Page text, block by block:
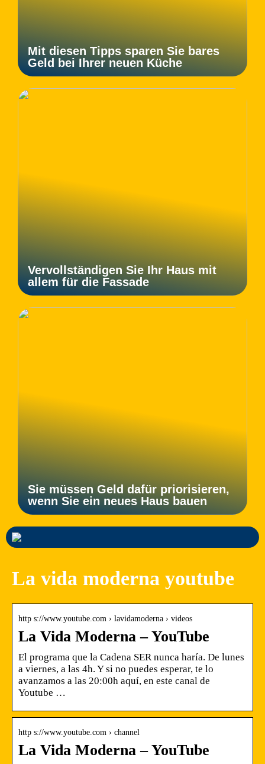
Mit diesen Tipps sparen Sie bares
Geld bei Ihrer neuen Küche
Vervollständigen Sie Ihr Haus mit
allem für die Fassade
Sie müssen Geld dafür priorisieren,
wenn Sie ein neues Haus bauen
La vida moderna youtube
http s://www.youtube.com › lavidamoderna › videos
La Vida Moderna – YouTube
El programa que la Cadena SER nunca haría. De lunes
a viernes, a las 4h. Y si no puedes esperar, te lo
avanzamos a las 20:00h aquí, en este canal de
Youtube …
http s://www.youtube.com › channel
La Vida Moderna – YouTube